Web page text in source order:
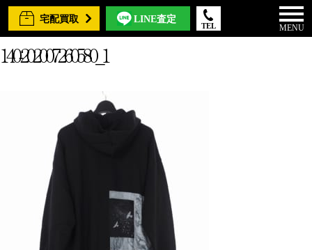
宅配買取 LINE査定
TEL MENU
140-202007260580_1